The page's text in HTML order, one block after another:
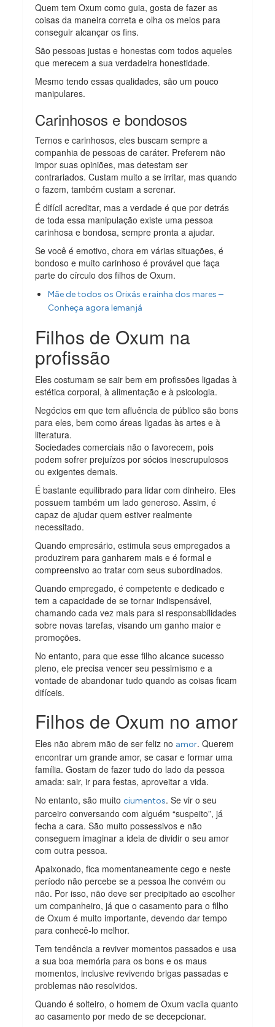
Quem tem Oxum como guia, gosta de fazer as
coisas da maneira correta e olha os meios para
conseguir alcançar os fins.
São pessoas justas e honestas com todos aqueles
que merecem a sua verdadeira honestidade.
Mesmo tendo essas qualidades, são um pouco
manipulares.
Carinhosos e bondosos
Ternos e carinhosos, eles buscam sempre a
companhia de pessoas de caráter. Preferem não
impor suas opiniões, mas detestam ser
contrariados. Custam muito a se irritar, mas quando
o fazem, também custam a serenar.
É difícil acreditar, mas a verdade é que por detrás
de toda essa manipulação existe uma pessoa
carinhosa e bondosa, sempre pronta a ajudar.
Se você é emotivo, chora em várias situações, é
bondoso e muito carinhoso é provável que faça
parte do círculo dos filhos de Oxum.
Mãe de todos os Orixás e rainha dos mares –
Conheça agora Iemanjá
Filhos de Oxum na
profissão
Eles costumam se sair bem em profissões ligadas à
estética corporal, à alimentação e à psicologia.
Negócios em que tem afluência de público são bons
para eles, bem como áreas ligadas às artes e à
literatura.
Sociedades comerciais não o favorecem, pois
podem sofrer prejuízos por sócios inescrupulosos
ou exigentes demais.
É bastante equilibrado para lidar com dinheiro. Eles
possuem também um lado generoso. Assim, é
capaz de ajudar quem estiver realmente
necessitado.
Quando empresário, estimula seus empregados a
produzirem para ganharem mais e é formal e
compreensivo ao tratar com seus subordinados.
Quando empregado, é competente e dedicado e
tem a capacidade de se tornar indispensável,
chamando cada vez mais para si responsabilidades
sobre novas tarefas, visando um ganho maior e
promoções.
No entanto, para que esse filho alcance sucesso
pleno, ele precisa vencer seu pessimismo e a
vontade de abandonar tudo quando as coisas ficam
difíceis.
Filhos de Oxum no amor
Eles não abrem mão de ser feliz no amor. Querem
encontrar um grande amor, se casar e formar uma
família. Gostam de fazer tudo do lado da pessoa
amada: sair, ir para festas, aproveitar a vida.
No entanto, são muitociumentos. Se vir o seu
parceiro conversando com alguém “suspeito”, já
fecha a cara. São muito possessivos e não
conseguem imaginar a ideia de dividir o seu amor
com outra pessoa.
Apaixonado, fica momentaneamente cego e neste
período não percebe se a pessoa lhe convém ou
não. Por isso, não deve ser precipitado ao escolher
um companheiro, já que o casamento para o filho
de Oxum é muito importante, devendo dar tempo
para conhecê-lo melhor.
Tem tendência a reviver momentos passados e usa
a sua boa memória para os bons e os maus
momentos, inclusive revivendo brigas passadas e
problemas não resolvidos.
Quando é solteiro, o homem de Oxum vacila quanto
ao casamento por medo de se decepcionar.